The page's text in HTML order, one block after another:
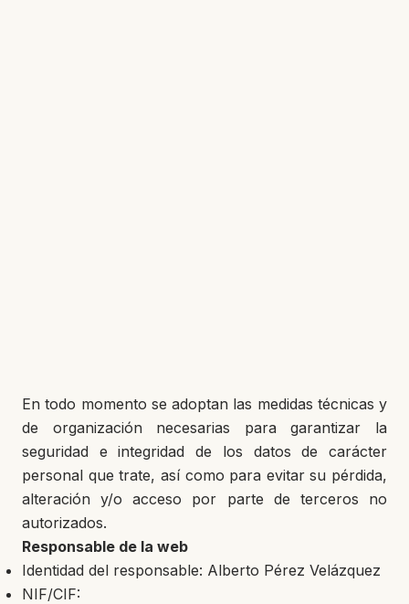
En todo momento se adoptan las medidas técnicas y
de organización necesarias para garantizar la
seguridad e integridad de los datos de carácter
personal que trate, así como para evitar su pérdida,
alteración y/o acceso por parte de terceros no
autorizados.
Responsable de la web
Identidad del responsable: Alberto Pérez Velázquez
NIF/CIF: